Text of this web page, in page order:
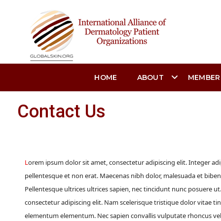
HOME ABOUT
Contact Us
Lorem ipsum dolor sit amet, consectetur adipiscing elit. Integer adipiscing erat eget risus sollicitudin
pellentesque et non erat. Maecenas nibh dolor, malesuada et
Pellentesque ultrices ultrices sapien, nec tincidunt nunc posuere
consectetur adipiscing elit. Nam scelerisque tristique dolor vitae
elementum elementum. Nec sapien convallis vulputate rhoncus